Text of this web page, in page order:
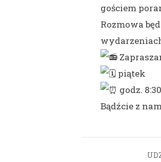
gościem
Rozmowa
piątek
godz. 8:30
Bądźcie z